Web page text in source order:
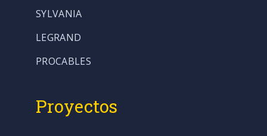
SYLVANIA
LEGRAND
PROCABLES
Proyectos